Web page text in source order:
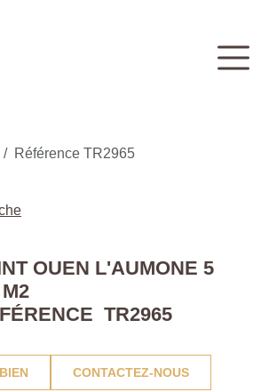
Référence TR2965
OUEN L'AUMONE 5
TR2965
CONTACTEZ-NOUS